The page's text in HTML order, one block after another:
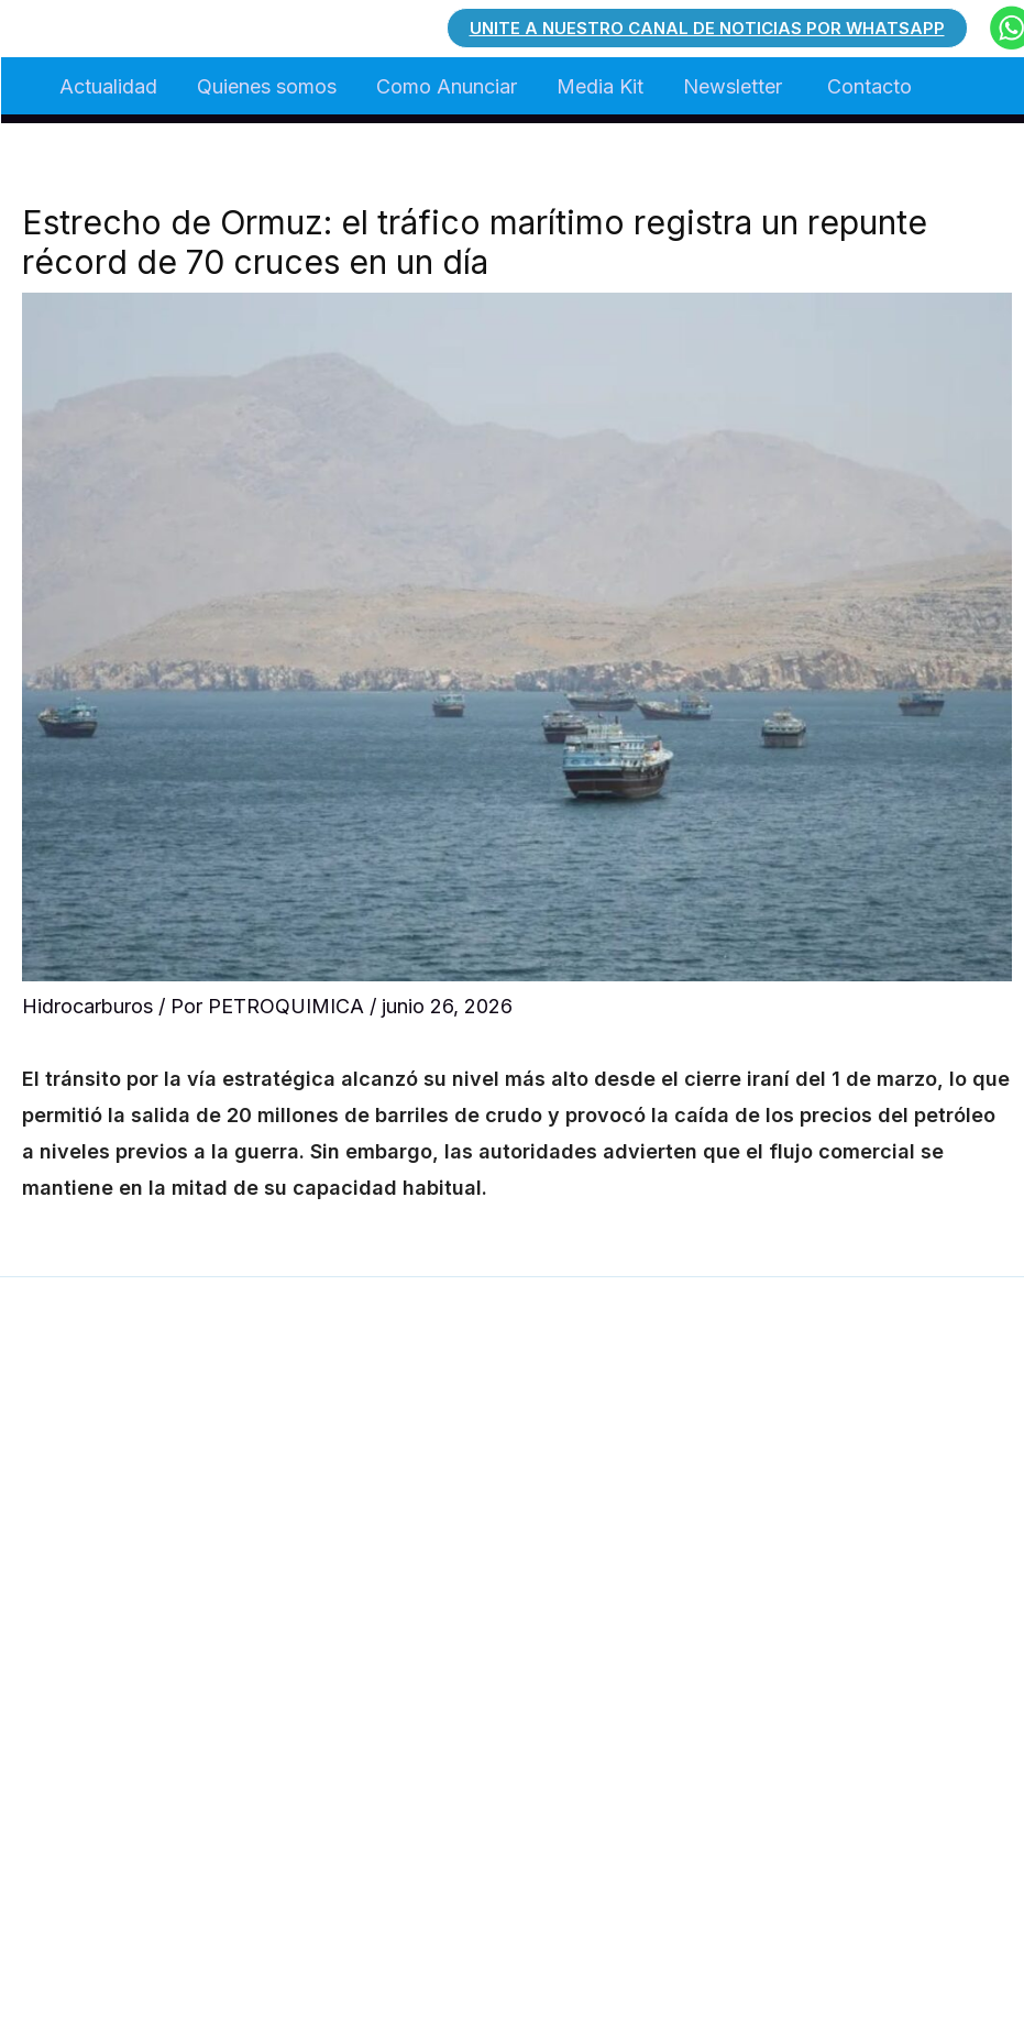
al
contenido
UNITE A NUESTRO CANAL DE NOTICIAS POR WHATSAPP
Actualidad Quienes somos Como Anunciar Media Kit Newsletter Contacto
Estrecho de Ormuz: el tráfico marítimo registra un repunte
récord de 70 cruces en un día
Hidrocarburos / Por PETROQUIMICA / junio 26, 2026
El tránsito por la vía estratégica alcanzó su nivel más alto desde el cierre iraní del 1 de marzo, lo que
permitió la salida de 20 millones de barriles de crudo y provocó la caída de los precios del petróleo
a niveles previos a la guerra. Sin embargo, las autoridades advierten que el flujo comercial se
mantiene en la mitad de su capacidad habitual.